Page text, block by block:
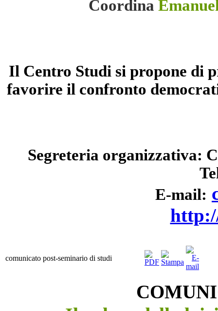
Coordina
Il Centro Studi si propone di
favorire il confronto
Segreteria organizzativa:
E-mail:
comunicato post-seminario di studi